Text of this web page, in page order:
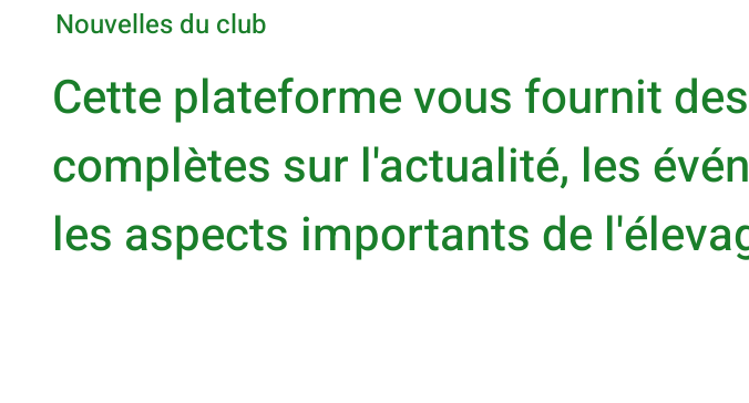
Nouvelles du club
Cette plateforme vous fournit
complètes sur l'actualité, les
les aspects importants de